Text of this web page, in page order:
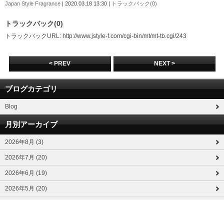
Japan Style Fragrance | 2020.03.18 13:30 | トラックバック(0)
トラックバック(0)
トラックバックURL: http://www.jstyle-f.com/cgi-bin/mt/mt-tb.cgi/243
< PREV NEXT >
ブログカテゴリ
Blog
月別アーカイブ
2026年8月 (3)
2026年7月 (20)
2026年6月 (19)
2026年5月 (20)